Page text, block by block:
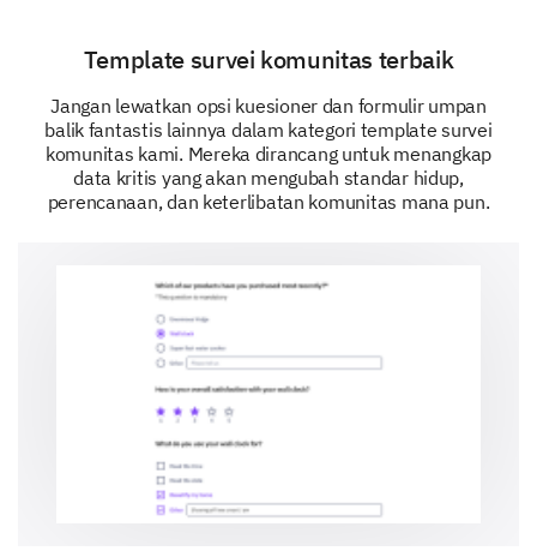
Template survei komunitas terbaik
Jangan lewatkan opsi kuesioner dan formulir umpan
balik fantastis lainnya dalam kategori template survei
komunitas kami. Mereka dirancang untuk menangkap
data kritis yang akan mengubah standar hidup,
perencanaan, dan keterlibatan komunitas mana pun.